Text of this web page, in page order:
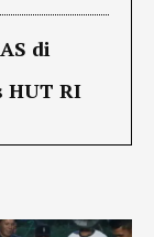
di
HUT RI